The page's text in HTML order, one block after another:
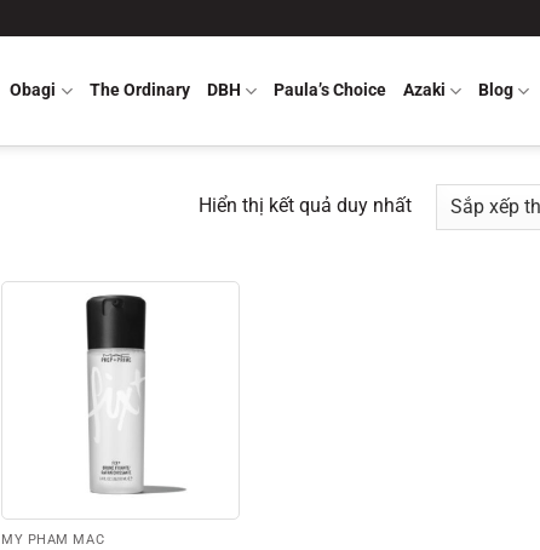
Obagi The Ordinary DBH Paula’s Choice Azaki Blog
Hiển thị kết quả duy nhất
MỸ PHẨM MAC